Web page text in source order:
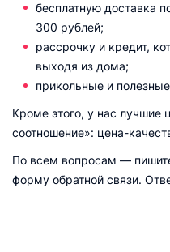
бесплатную доставка
300 рублей;
рассрочку и кредит,
выходя из дома;
прикольные и
Кроме этого, у нас лучшие
соотношение»: цена-
По всем вопросам —
форму обратной связи.